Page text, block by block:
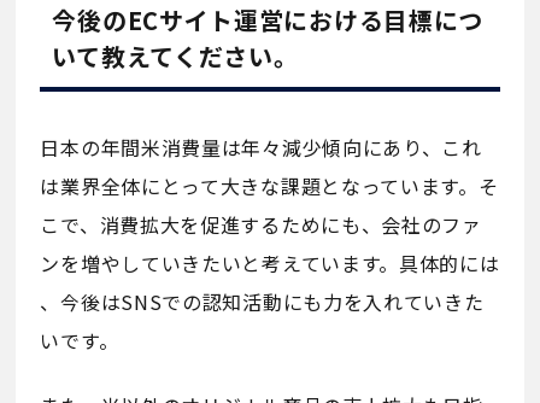
今後のECサイト運営における目標につ
いて教えてください。
日本の年間米消費量は年々減少傾向にあり、これ
は業界全体にとって大きな課題となっています。そ
こで、消費拡大を促進するためにも、会社のファ
ンを増やしていきたいと考えています。具体的には
、今後はSNSでの認知活動にも力を入れていきた
いです。